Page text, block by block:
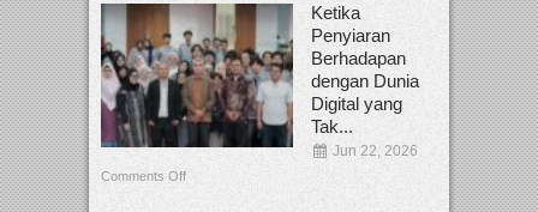
Ketika
Penyiaran
Berhadapan
dengan Dunia
Digital yang
Tak...
Jun 22, 2026
Comments Off